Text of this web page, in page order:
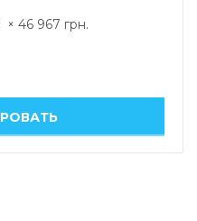
× 46 967 грн.